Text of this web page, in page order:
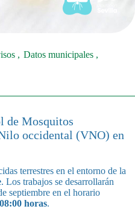
Datos municipales
de Mosquitos
occidental (VNO) en
terrestres en el entorno de la
. Los trabajos se desarrollarán
septiembre en el horario
horas.